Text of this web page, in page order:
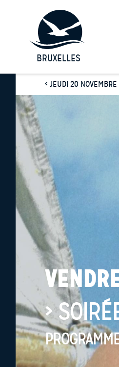
BRUXELLES
< JEUDI 20
›